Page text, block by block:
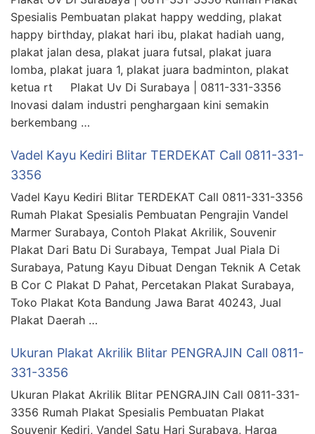
Spesialis Pembuatan plakat happy wedding, plakat
happy birthday, plakat hari ibu, plakat hadiah uang,
plakat jalan desa, plakat juara futsal, plakat juara
lomba, plakat juara 1, plakat juara badminton, plakat
ketua rt Plakat Uv Di Surabaya | 0811-331-3356
Inovasi dalam industri penghargaan kini semakin
berkembang …
Vadel Kayu Kediri Blitar TERDEKAT Call 0811-331-
3356
Vadel Kayu Kediri Blitar TERDEKAT Call 0811-331-3356
Rumah Plakat Spesialis Pembuatan Pengrajin Vandel
Marmer Surabaya, Contoh Plakat Akrilik, Souvenir
Plakat Dari Batu Di Surabaya, Tempat Jual Piala Di
Surabaya, Patung Kayu Dibuat Dengan Teknik A Cetak
B Cor C Plakat D Pahat, Percetakan Plakat Surabaya,
Toko Plakat Kota Bandung Jawa Barat 40243, Jual
Plakat Daerah …
Ukuran Plakat Akrilik Blitar PENGRAJIN Call 0811-
331-3356
Ukuran Plakat Akrilik Blitar PENGRAJIN Call 0811-331-
3356 Rumah Plakat Spesialis Pembuatan Plakat
Souvenir Kediri, Vandel Satu Hari Surabaya, Harga